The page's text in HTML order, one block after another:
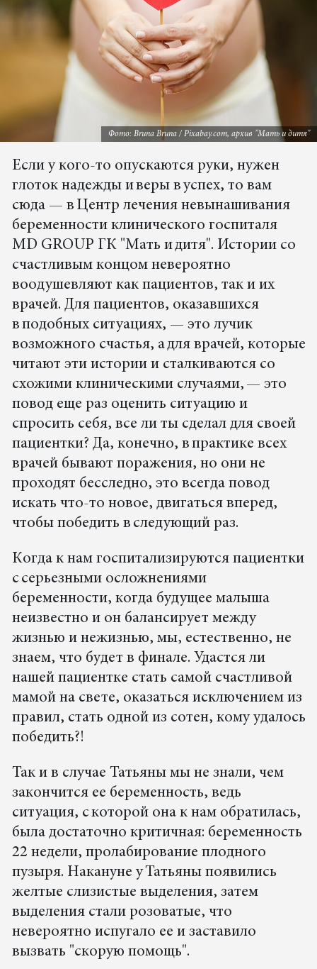
Фото: Bruna Bruna / Pixabay.com, архив "Мать и дитя"
Если у кого-то опускаются руки, нужен
глоток надежды и веры в успех, то вам
сюда — в Центр лечения невынашивания
беременности клинического госпиталя
MD GROUP ГК "Мать и дитя". Истории со
счастливым концом невероятно
воодушевляют как пациентов, так и их
врачей. Для пациентов, оказавшихся
в подобных ситуациях, — это лучик
возможного счастья, а для врачей, которые
читают эти истории и сталкиваются со
схожими клиническими случаями, — это
повод еще раз оценить ситуацию и
спросить себя, все ли ты сделал для своей
пациентки? Да, конечно, в практике всех
врачей бывают поражения, но они не
проходят бесследно, это всегда повод
искать что-то новое, двигаться вперед,
чтобы победить в следующий раз.
Когда к нам госпитализируются пациентки
с серьезными осложнениями
беременности, когда будущее малыша
неизвестно и он балансирует между
жизнью и нежизнью, мы, естественно, не
знаем, что будет в финале. Удастся ли
нашей пациентке стать самой счастливой
мамой на свете, оказаться исключением из
правил, стать одной из сотен, кому удалось
победить?!
Так и в случае Татьяны мы не знали, чем
закончится ее беременность, ведь
ситуация, с которой она к нам обратилась,
была достаточно критичная: беременность
22 недели, пролабирование плодного
пузыря. Накануне у Татьяны появились
желтые слизистые выделения, затем
выделения стали розоватые, что
невероятно испугало ее и заставило
вызвать "скорую помощь".